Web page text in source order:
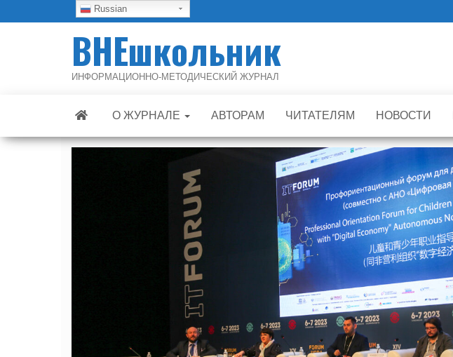
to
ВНЕшкольник
ИНФОРМАЦИОННО-МЕТОДИЧЕСКИЙ ЖУРНАЛ
О ЖУРНАЛЕ АВТОРАМ ЧИТАТЕЛЯМ НОВОСТИ
Russian